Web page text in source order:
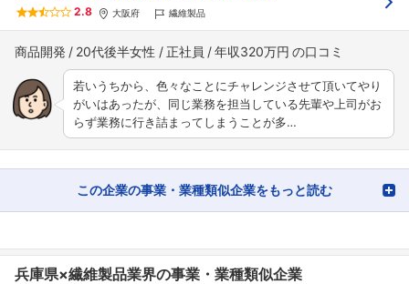
2.8 大阪府 繊維製品
商品開発 20代後半女性 正社員 年収320万円
若いうちから、色々なことにチャレンジさせて頂いてやり
がいはあったが、同じ業務を担当している先輩や上司がお
らず業務に行き詰まってしまうことが多…
この企業の事業・業種類似企業をもっと読む
兵庫県×繊維製品業界の事業・業種類似企業